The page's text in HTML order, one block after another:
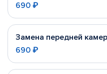
690 ₽
Замена передней
690 ₽